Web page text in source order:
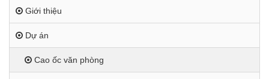
Giới thiệu
Dự án
Cao ốc văn phòng